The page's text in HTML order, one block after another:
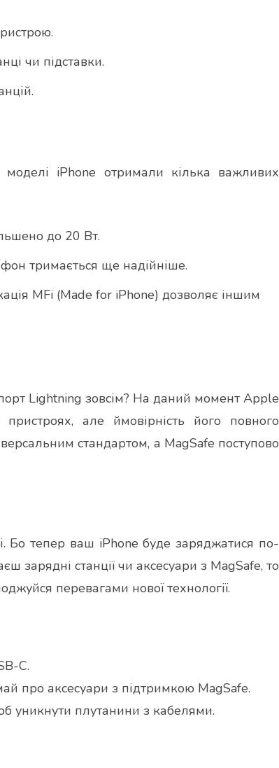
чи підставки.
iPhone отримали кілька важливих
до 20 Вт.
тримається ще надійніше.
MFi (Made for iPhone) дозволяє іншим
Lightning зовсім? На даний момент Apple
але ймовірність його повного
стандартом, а MagSafe поступово
Бо тепер ваш iPhone буде заряджатися по-
зарядні станції чи аксесуари з MagSafe, то
перевагами нової технології.
C.
про аксесуари з підтримкою MagSafe.
уникнути плутанини з кабелями.